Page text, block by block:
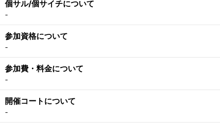
個サル/個サイチについて
-
参加資格について
-
参加費・料金について
-
開催コートについて
-